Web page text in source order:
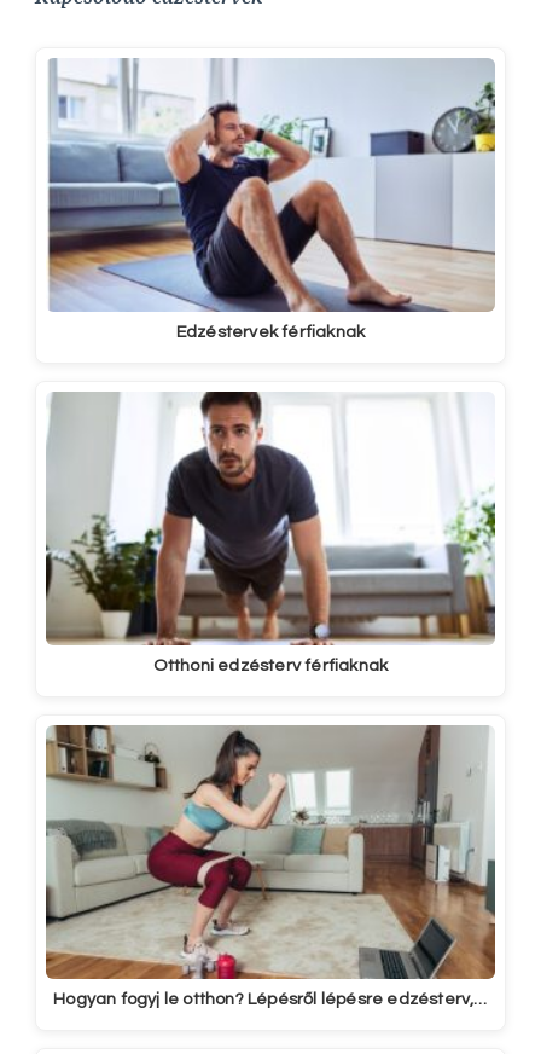
Edzéstervek férfiaknak
Otthoni edzésterv férfiaknak
Hogyan fogyj le otthon? Lépésről lépésre edzésterv,…